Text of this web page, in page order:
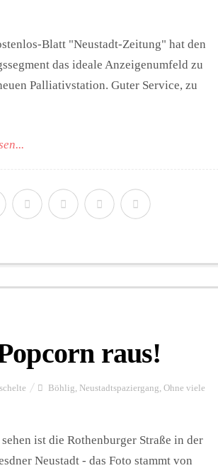
Blatt "Neustadt-Zeitung" hat den
das ideale Anzeigenumfeld zu
Palliativstation. Guter Service, zu
raus!
Böhlig Neustadtspaziergang Ohne viele
sehen ist die Rothenburger Straße in der
Neustadt - das Foto stammt von